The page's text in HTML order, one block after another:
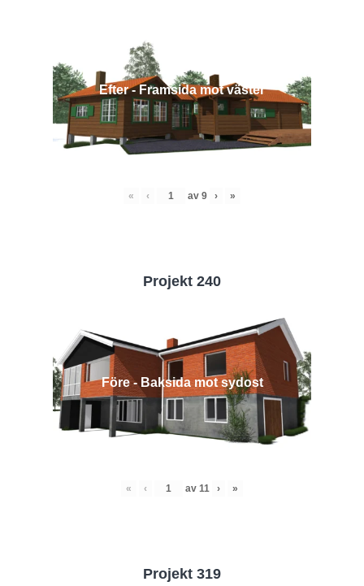
Efter - Framsida mot väster
« ‹ av 9 › »
Projekt 240
Före - Baksida mot sydost
« ‹ av 11 › »
Projekt 319